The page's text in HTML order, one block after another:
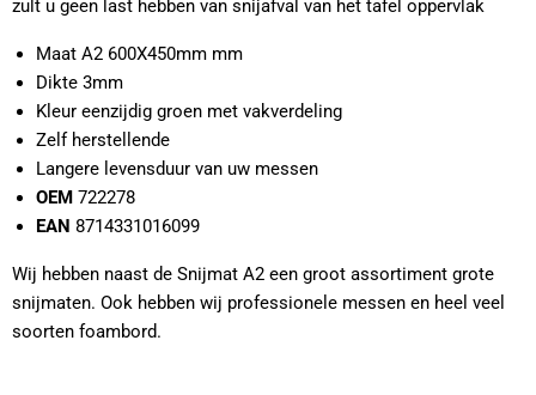
zult u geen last hebben van snijafval van het tafel oppervlak
Maat A2 600X450mm mm
Dikte 3mm
Kleur eenzijdig groen met vakverdeling
Zelf herstellende
Langere levensduur van uw messen
OEM 722278
EAN 8714331016099
Wij hebben naast de Snijmat A2 een groot assortiment grote
snijmaten. Ook hebben wij professionele messen en heel veel
soorten foambord.